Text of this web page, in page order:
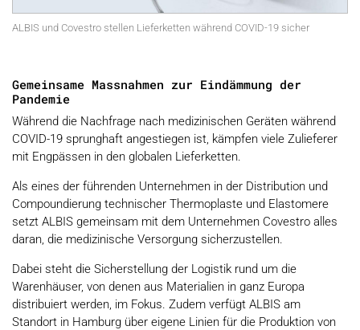
ALBIS und Covestro stellen Lieferketten während COVID-19 sicher
Gemeinsame Massnahmen zur Eindämmung der
Pandemie
Während die Nachfrage nach medizinischen Geräten während
COVID-19 sprunghaft angestiegen ist, kämpfen viele Zulieferer
mit Engpässen in den globalen Lieferketten.
Als eines der führenden Unternehmen in der Distribution und
Compoundierung technischer Thermoplaste und Elastomere
setzt ALBIS gemeinsam mit dem Unternehmen Covestro alles
daran, die medizinische Versorgung sicherzustellen.
Dabei steht die Sicherstellung der Logistik rund um die
Warenhäuser, von denen aus Materialien in ganz Europa
distribuiert werden, im Fokus. Zudem verfügt ALBIS am
Standort in Hamburg über eigene Linien für die Produktion von